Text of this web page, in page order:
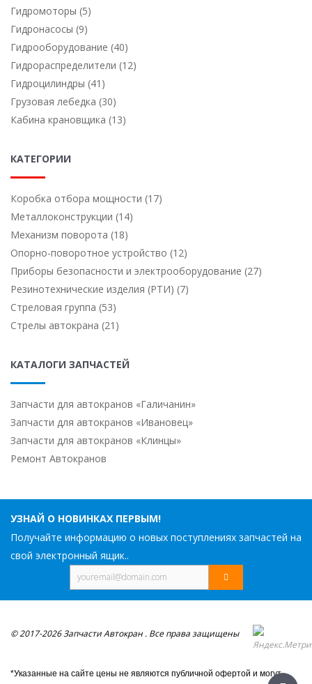
Гидромоторы (5)
Гидронасосы (9)
Гидрооборудование (40)
Гидрораспределители (12)
Гидроцилиндры (41)
Грузовая лебедка (30)
Кабина крановщика (13)
КАТЕГОРИИ
Коробка отбора мощности (17)
Металлоконструкции (14)
Механизм поворота (18)
Опорно-поворотное устройство (12)
Приборы безопасности и электрооборудование (27)
Резинотехнические изделия (РТИ) (7)
Стреловая группа (53)
Стрелы автокрана (21)
КАТАЛОГИ ЗАПЧАСТЕЙ
Запчасти для автокранов «Галичанин»
Запчасти для автокранов «Ивановец»
Запчасти для автокранов «Клинцы»
Ремонт Автокранов
УЗНАЙ О НОВИНКАХ ПЕРВЫМ!
Получайте информацию о новых поступлениях запчастей на
свой электронный ящик..
© 2017-2026 Запчасти Автокран . Все права защищены
*Указанные на сайте цены не являются публичной офертой и могут